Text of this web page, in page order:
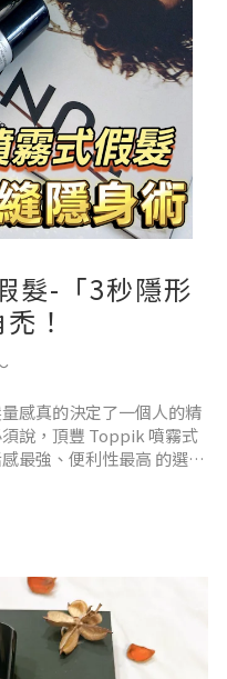
髮-「3秒隱形
！
感真的決定了一個人的精
說，頂豐 Toppik 噴霧式
最強、便利性最高 的選擇
事中切換的「現代女
的煩惱直到某天，我隨手
我的髮際線退後得比我的
原一樣寬闊的髮縫，只要